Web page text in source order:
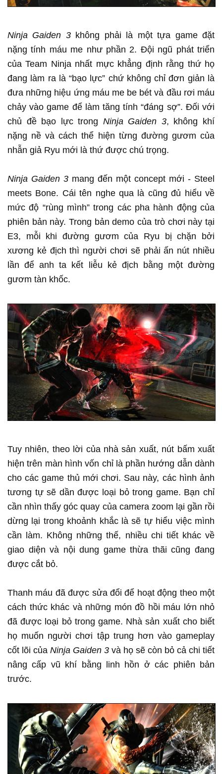
Ninja Gaiden 3không phải là một tựa game đặt
nặng tính máu me như phần 2. Đội ngũ phát triển
của Team Ninja nhất mực khẳng định rằng thứ họ
đang làm ra là “bạo lực” chứ không chỉ đơn giản là
đưa những hiệu ứng máu me be bét và đầu rơi máu
chảy vào game để làm tăng tính “đáng sợ”. Đối với
chủ đề bạo lực trong Ninja Gaiden 3, không khí
nặng nề và cách thể hiện từng đường gươm của
nhẫn giả Ryu mới là thứ được chú trọng.
Ninja Gaiden 3 mang đến một concept mới - Steel
meets Bone. Cái tên nghe qua là cũng đủ hiểu về
mức độ “rùng mình” trong các pha hành động của
phiên bản này. Trong bản demo của trò chơi này tại
E3, mỗi khi đường gươm của Ryu bị chặn bởi
xương kẻ địch thì người chơi sẽ phải ấn nút nhiều
lần để anh ta kết liễu kẻ địch bằng một đường
gươm tàn khốc.
Tuy nhiên, theo lời của nhà sản xuất, nút bấm xuất
hiện trên màn hình vốn chỉ là phần hướng dẫn dành
cho các game thủ mới chơi. Sau này, các hình ảnh
tương tự sẽ dần được loại bỏ trong game. Bạn chỉ
cần nhìn thấy góc quay của camera zoom lại gần rồi
dừng lại trong khoảnh khắc là sẽ tự hiểu việc mình
cần làm. Không những thế, nhiều chi tiết khác về
giao diện và nội dung game thừa thãi cũng đang
được cắt bỏ.
Thanh máu đã được sửa đổi để hoạt động theo một
cách thức khác và những món đồ hồi máu lớn nhỏ
đã được loại bỏ trong game. Nhà sản xuất cho biết
họ muốn người chơi tập trung hơn vào gameplay
cốt lõi của Ninja Gaiden 3 và họ sẽ còn bỏ cả chi tiết
nâng cấp vũ khí bằng linh hồn ở các phiên bản
trước.